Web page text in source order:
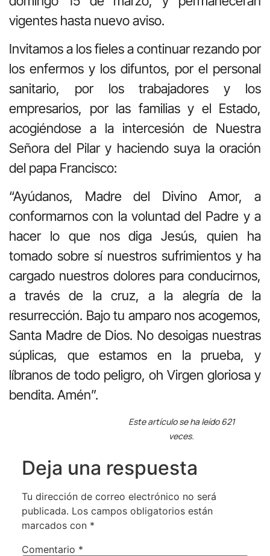
vigentes hasta nuevo aviso.
Invitamos a los fieles a continuar rezando por
los enfermos y los difuntos, por el personal
sanitario, por los trabajadores y los
empresarios, por las familias y el Estado,
acogiéndose a la intercesión de Nuestra
Señora del Pilar y haciendo suya la oración
del papa Francisco:
“Ayúdanos, Madre del Divino Amor, a
conformarnos con la voluntad del Padre y a
hacer lo que nos diga Jesús, quien ha
tomado sobre sí nuestros sufrimientos y ha
cargado nuestros dolores para conducirnos,
a través de la cruz, a la alegría de la
resurrección. Bajo tu amparo nos acogemos,
Santa Madre de Dios. No desoigas nuestras
súplicas, que estamos en la prueba, y
líbranos de todo peligro, oh Virgen gloriosa y
bendita. Amén”.
Este artículo se ha leído 621
veces.
Deja una respuesta
Tu dirección de correo electrónico no será
publicada. Los campos obligatorios están
marcados con *
Comentario *